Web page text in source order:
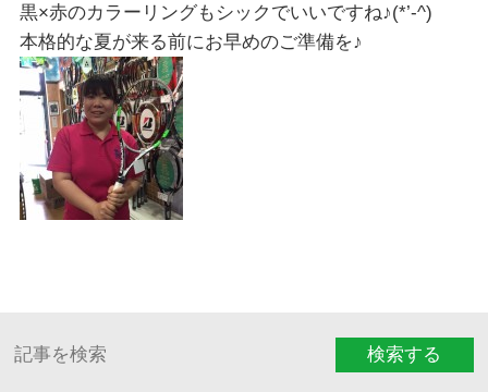
黒×赤のカラーリングもシックでいいですね♪(*’-^)
本格的な夏が来る前にお早めのご準備を♪
検索する